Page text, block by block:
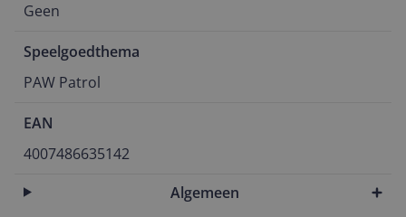
Geen
Speelgoedthema
PAW Patrol
EAN
4007486635142
Algemeen